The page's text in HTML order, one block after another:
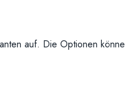
auf. Die Optionen